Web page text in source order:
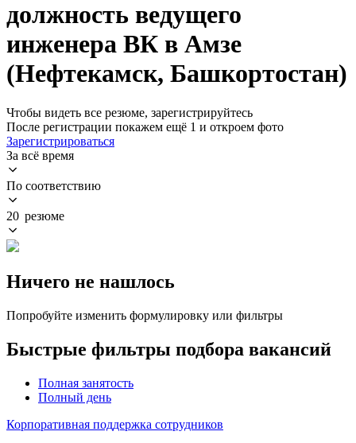
должность ведущего
инженера ВК в Амзе
(Нефтекамск, Башкортостан)
Чтобы видеть все резюме, зарегистрируйтесь
После регистрации покажем ещё 1 и откроем фото
Зарегистрироваться
За всё время
По соответствию
20 резюме
Ничего не нашлось
Попробуйте изменить формулировку или фильтры
Быстрые фильтры подбора вакансий
Полная занятость
Полный день
Корпоративная поддержка сотрудников